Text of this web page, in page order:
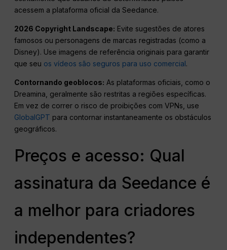
acessem a plataforma oficial da Seedance.
2026 Copyright Landscape: Evite sugestões de atores
famosos ou personagens de marcas registradas (como a
Disney). Use imagens de referência originais para garantir
que seu os vídeos são seguros para uso comercial.
Contornando geoblocos: As plataformas oficiais, como o
Dreamina, geralmente são restritas a regiões específicas.
Em vez de correr o risco de proibições com VPNs, use
GlobalGPT para contornar instantaneamente os obstáculos
geográficos.
Preços e acesso: Qual
assinatura da Seedance é
a melhor para criadores
independentes?